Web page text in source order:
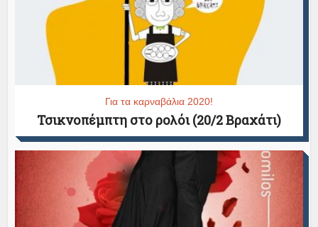
Για τα καρναβάλια 2020!
Τσικνοπέμπτη στο ρολόι (20/2 Βραχάτι)